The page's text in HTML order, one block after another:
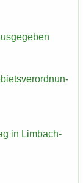
in Limbach-​